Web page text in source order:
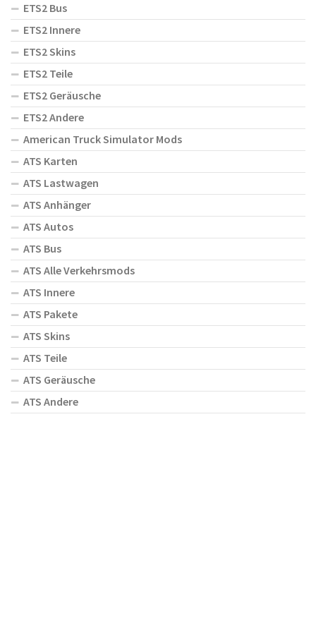
ETS2 Bus
ETS2 Innere
ETS2 Skins
ETS2 Teile
ETS2 Geräusche
ETS2 Andere
American Truck Simulator Mods
ATS Karten
ATS Lastwagen
ATS Anhänger
ATS Autos
ATS Bus
ATS Alle Verkehrsmods
ATS Innere
ATS Pakete
ATS Skins
ATS Teile
ATS Geräusche
ATS Andere